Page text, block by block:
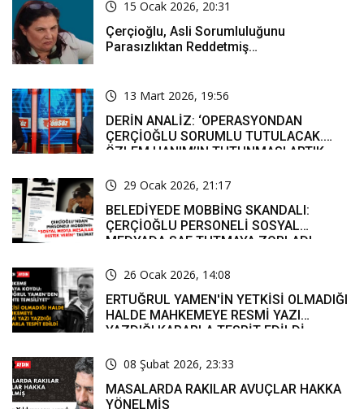
15 Ocak 2026, 20:31
Çerçioğlu, Asli Sorumluluğunu
Parasızlıktan Reddetmiş…
13 Mart 2026, 19:56
DERİN ANALİZ: ‘OPERASYONDAN
ÇERÇİOĞLU SORUMLU TUTULACAK.
ÖZLEM HANIM’IN TUTUNMASI ARTIK
29 Ocak 2026, 21:17
BELEDİYEDE MOBBİNG SKANDALI:
ÇERÇİOĞLU PERSONELİ SOSYAL
MEDYADA SAF TUTMAYA ZORLADI
26 Ocak 2026, 14:08
ERTUĞRUL YAMEN'İN YETKİSİ OLMADIĞI
HALDE MAHKEMEYE RESMİ YAZI
YAZDIĞI KARARLA TESPİT EDİLDİ
08 Şubat 2026, 23:33
MASALARDA RAKILAR AVUÇLAR HAKKA
YÖNELMİŞ